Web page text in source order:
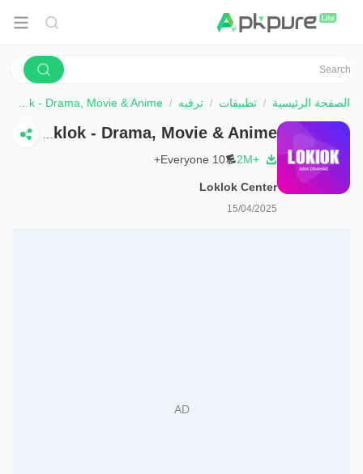
الصفحة الرئيسية تطبيقات ترفيه Loklok - Drama, Movie & Anime
2M+
Everyone 10+
Loklok Center
15/04/2025